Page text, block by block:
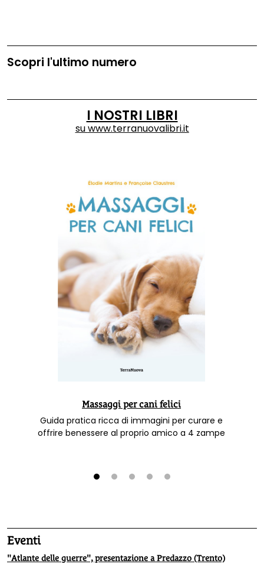
Scopri l'ultimo numero
I NOSTRI LIBRI
suwww.terranuovalibri.it
Massaggi per cani felici
Guida pratica ricca di immagini per curare e
offrire benessere al proprio amico a 4 zampe
Eventi
"Atlante delle guerre", presentazione a Predazzo (Trento)